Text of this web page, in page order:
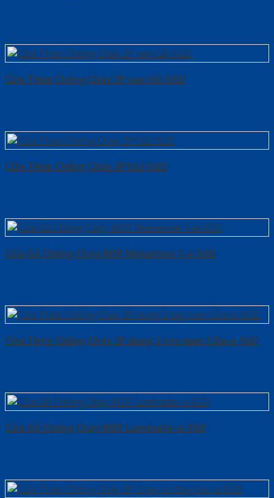
Cửa Thép Chống Cháy 2P van Gỗ-SGD
Cửa Thép Chống Cháy 2P1G2-SGD
Cửa Gỗ Chống Cháy MDF Melamine 1-a-SGD
Cửa Thép Chống Cháy 2P dung 2 tay nam Cửa-a-SGD
Cửa Gỗ Chống Cháy MDF Laminate-a-SGD